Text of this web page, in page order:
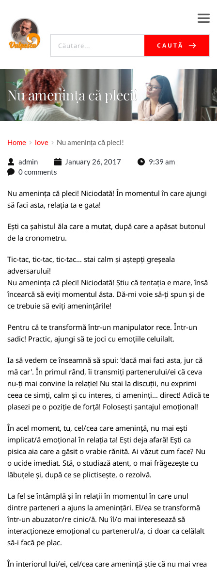
CAUTĂ
Nu amenința că pleci!
Home love Nu amenința că pleci!
admin January 26, 2017
9:39 am
0 comments
Nu amenința că pleci! Niciodată! În momentul în care ajungi
să faci asta, relația ta e gata!
Ești ca șahistul ăla care a mutat, după care a apăsat butonul
de la cronometru.
Tic-tac, tic-tac, tic-tac... stai calm și aștepți greșeala
adversarului!
Nu amenința că pleci! Niciodată! Știu că tentația e mare, însă
încearcă să eviți momentul ăsta. Dă-mi voie să-ți spun și de
ce trebuie să eviți amenințările!
Pentru că te transformă într-un manipulator rece. Într-un
sadic! Practic, ajungi să te joci cu emoțiile celuilalt.
Ia să vedem ce înseamnă să spui: 'dacă mai faci asta, jur că
mă car'. În primul rând, îi transmiți partenerului/ei că ceva
nu-ți mai convine la relație! Nu stai la discuții, nu exprimi
ceea ce simți, calm și cu interes, ci ameninți... direct! Adică te
plasezi pe o poziție de forță! Folosești șantajul emoțional!
În acel moment, tu, cel/cea care amenință, nu mai ești
implicat/ă emoțional în relația ta! Ești deja afară! Ești ca
pisica aia care a găsit o vrabie rănită. Ai văzut cum face? Nu
o ucide imediat. Stă, o studiază atent, o mai frăgezește cu
lăbuțele și, după ce se plictisește, o rezolvă.
La fel se întâmplă și în relații în momentul în care unul
dintre parteneri a ajuns la amenințări. El/ea se transformă
într-un abuzator/re cinic/ă. Nu îl/o mai interesează să
interacționeze emoțional cu partenerul/a, ci doar ca celălalt
să-i facă pe plac.
În interiorul lui/ei, cel/cea care amenință știe că nu mai vrea